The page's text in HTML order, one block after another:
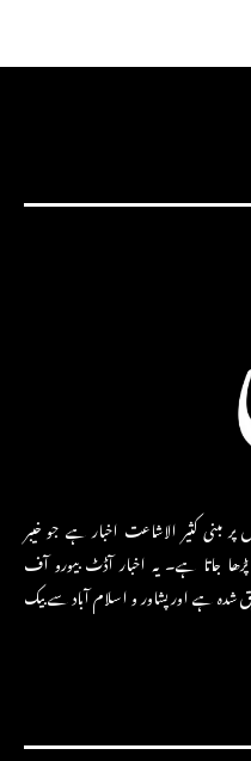
مبنی کثیر الاشاعت اخبار ہے جو خیبر
جاتا ہے۔ یہ اخبار آڈٹ بیورو آف
ہے اور پشاور و اسلام آباد سے بیک